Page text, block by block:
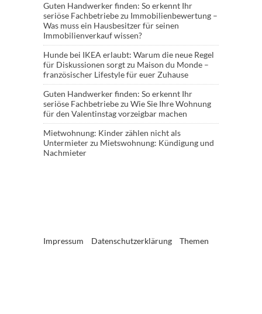
Guten Handwerker finden: So erkennt Ihr
seriöse Fachbetriebezu Immobilienbewertung –
Was muss ein Hausbesitzer für seinen
Immobilienverkauf wissen?
Hunde bei IKEA erlaubt: Warum die neue Regel
für Diskussionen sorgtzu Maison du Monde –
französischer Lifestyle für euer Zuhause
Guten Handwerker finden: So erkennt Ihr
seriöse Fachbetriebezu Wie Sie Ihre Wohnung
für den Valentinstag vorzeigbar machen
Mietwohnung: Kinder zählen nicht als
Untermieterzu Mietswohnung: Kündigung und
Nachmieter
Impressum Datenschutzerklärung Themen